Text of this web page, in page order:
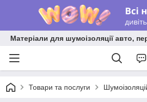
Матеріали для шумоізоляції авто,
Товари та послуги